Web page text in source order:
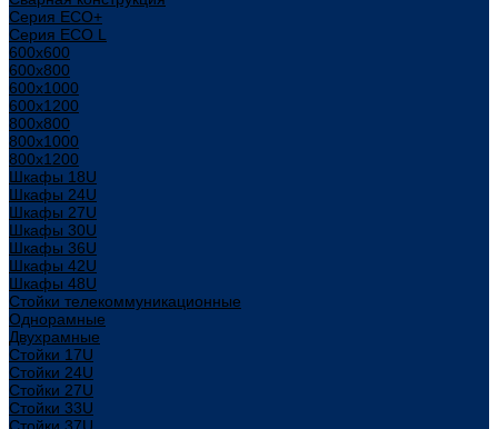
Серия ECO+
Серия ECO L
600x600
600x800
600х1000
600х1200
800x800
800х1000
800х1200
Шкафы 18U
Шкафы 24U
Шкафы 27U
Шкафы 30U
Шкафы 36U
Шкафы 42U
Шкафы 48U
Стойки телекоммуникационные
Однорамные
Двухрамные
Стойки 17U
Стойки 24U
Стойки 27U
Стойки 33U